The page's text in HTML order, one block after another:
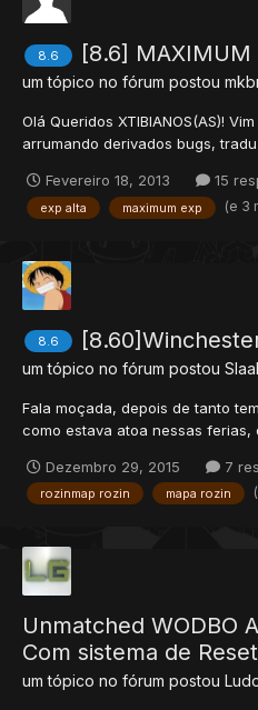
8.6 [8.6] MAXIMUM
um tópico no fórum postou
Olá Queridos XTIBIANOS(AS)!
arrumando derivados bugs,
livre de bugs de dinheiro, clone
bola para quem quer abrir um e...
Fevereiro 18, 2013 15
exp alta maximum exp (e 3
8.6
um tópico no fórum postou
Fala moçada, depois de tanto
como estava atoa nessas ferias,
vo estar online a noite, entao
resolvi postar o server aq pra
Dezembro 29, 2015 7
rozinmap rozin mapa rozin
Unmatched WODBO
Com sistema de
um tópico no fórum postou